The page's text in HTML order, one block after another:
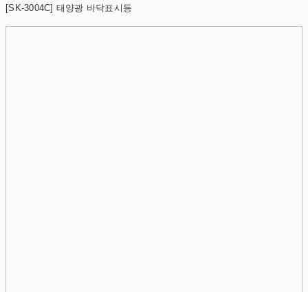
[SK-3004C] 태양광 바닥표시등